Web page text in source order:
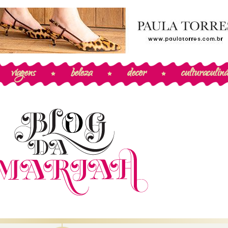
viagens beleza decor cultura